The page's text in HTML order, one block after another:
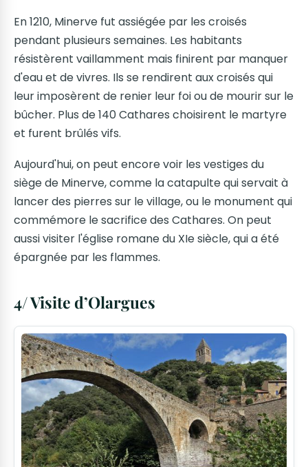
En 1210, Minerve fut assiégée par les croisés
pendant plusieurs semaines. Les habitants
résistèrent vaillamment mais finirent par manquer
d'eau et de vivres. Ils se rendirent aux croisés qui
leur imposèrent de renier leur foi ou de mourir sur le
bûcher. Plus de 140 Cathares choisirent le martyre
et furent brûlés vifs.
Aujourd'hui, on peut encore voir les vestiges du
siège de Minerve, comme la catapulte qui servait à
lancer des pierres sur le village, ou le monument qui
commémore le sacrifice des Cathares. On peut
aussi visiter l'église romane du XIe siècle, qui a été
épargnée par les flammes.
4/ Visite d’Olargues